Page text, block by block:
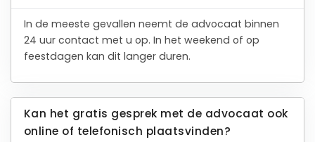
In de meeste gevallen neemt de advocaat binnen
24 uur contact met u op. In het weekend of op
feestdagen kan dit langer duren.
Kan het gratis gesprek met de advocaat ook
online of telefonisch plaatsvinden?